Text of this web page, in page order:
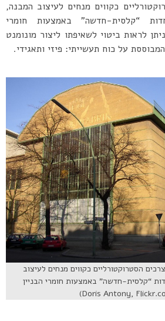
כקווים מנחים לעיצוב המבנה,
“קלסית-חדשה” באמצעות חומרי
לראות ביטוי לשאיפתו ליצור מונומנט
על כוח תעשייתי: פיזי ותאגידי.
הסטרוקטורליים כקווים מנחים לעיצוב
“קלסית-חדשה” באמצעות חומרי הבניין